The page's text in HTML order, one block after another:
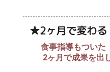
★2ヶ月で変わる
食事指導もついた
2ヶ月で成果を出